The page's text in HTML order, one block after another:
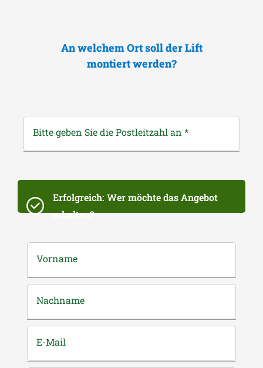
An welchem Ort soll der Lift
montiert werden?
Bitte geben Sie die Postleitzahl an *
Erfolgreich: Wer möchte das Angebot
erhalten?
Vorname
Nachname
E-Mail